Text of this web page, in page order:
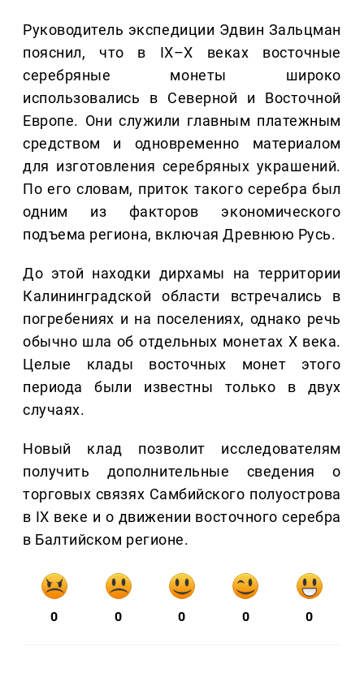
Руководитель экспедиции Эдвин Зальцман
пояснил, что в IX–X веках восточные
серебряные монеты широко
использовались в Северной и Восточной
Европе. Они служили главным платежным
средством и одновременно материалом
для изготовления серебряных украшений.
По его словам, приток такого серебра был
одним из факторов экономического
подъема региона, включая Древнюю Русь.
До этой находки дирхамы на территории
Калининградской области встречались в
погребениях и на поселениях, однако речь
обычно шла об отдельных монетах X века.
Целые клады восточных монет этого
периода были известны только в двух
случаях.
Новый клад позволит исследователям
получить дополнительные сведения о
торговых связях Самбийского полуострова
в IX веке и о движении восточного серебра
в Балтийском регионе.
0 0 0 0 0